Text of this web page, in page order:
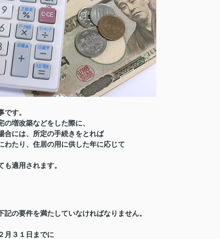
す。
増改築などをした際に、
合には、所定の手続きをとれば
わたり、住居の用に供した年に応じて
適用されます。
の要件を満たしていなければなりません。
月３１日までに